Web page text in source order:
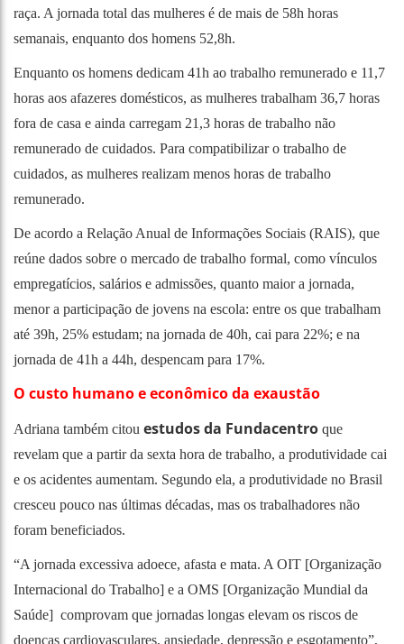
raça. A jornada total das mulheres é de mais de 58h horas
semanais, enquanto dos homens 52,8h.
Enquanto os homens dedicam 41h ao trabalho remunerado e 11,7
horas aos afazeres domésticos, as mulheres trabalham 36,7 horas
fora de casa e ainda carregam 21,3 horas de trabalho não
remunerado de cuidados. Para compatibilizar o trabalho de
cuidados, as mulheres realizam menos horas de trabalho
remunerado.
De acordo a Relação Anual de Informações Sociais (RAIS), que
reúne dados sobre o mercado de trabalho formal, como vínculos
empregatícios, salários e admissões, quanto maior a jornada,
menor a participação de jovens na escola: entre os que trabalham
até 39h, 25% estudam; na jornada de 40h, cai para 22%; e na
jornada de 41h a 44h, despencam para 17%.
O custo humano e econômico da exaustão
Adriana também citou estudos da Fundacentro que
revelam que a partir da sexta hora de trabalho, a produtividade cai
e os acidentes aumentam. Segundo ela, a produtividade no Brasil
cresceu pouco nas últimas décadas, mas os trabalhadores não
foram beneficiados.
“A jornada excessiva adoece, afasta e mata. A OIT [Organização
Internacional do Trabalho] e a OMS [Organização Mundial da
Saúde] comprovam que jornadas longas elevam os riscos de
doenças cardiovasculares, ansiedade, depressão e esgotamento”,